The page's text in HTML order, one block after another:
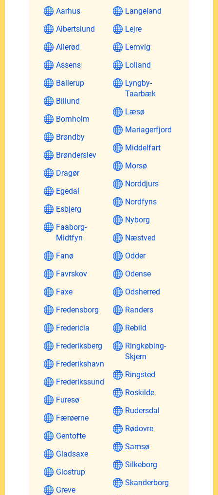
Aarhus
Albertslund
Allerød
Assens
Ballerup
Billund
Bornholm
Brøndby
Brønderslev
Dragør
Egedal
Esbjerg
Faaborg-
Midtfyn
Fanø
Favrskov
Faxe
Fredensborg
Fredericia
Frederiksberg
Frederikshavn
Frederikssund
Furesø
Færøerne
Gentofte
Gladsaxe
Glostrup
Greve
Langeland
Lejre
Lemvig
Lolland
Lyngby-
Taarbæk
Læsø
Mariagerfjord
Middelfart
Morsø
Norddjurs
Nordfyns
Nyborg
Næstved
Odder
Odense
Odsherred
Randers
Rebild
Ringkøbing-
Skjern
Ringsted
Roskilde
Rudersdal
Rødovre
Samsø
Silkeborg
Skanderborg